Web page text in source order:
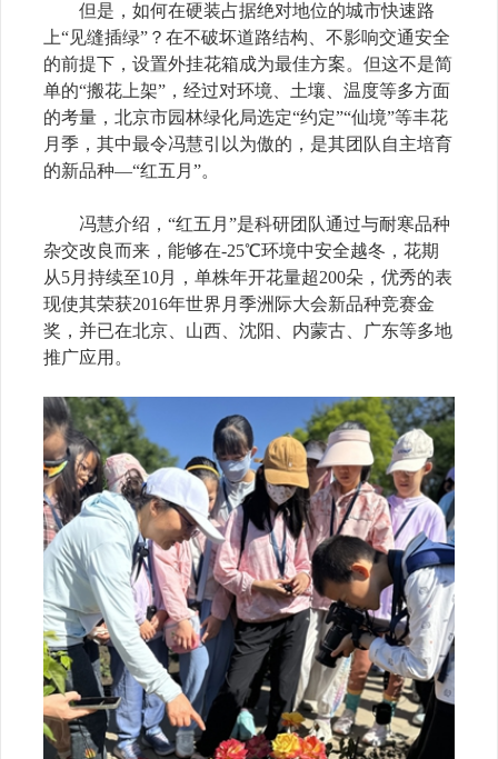
但是，如何在硬装占据绝对地位的城市快速路
上“见缝插绿”？在不破坏道路结构、不影响交通安全
的前提下，设置外挂花箱成为最佳方案。但这不是简
单的“搬花上架”，经过对环境、土壤、温度等多方面
的考量，北京市园林绿化局选定“约定”“仙境”等丰花
月季，其中最令冯慧引以为傲的，是其团队自主培育
的新品种—“红五月”。
冯慧介绍，“红五月”是科研团队通过与耐寒品种
杂交改良而来，能够在-25℃环境中安全越冬，花期
从5月持续至10月，单株年开花量超200朵，优秀的表
现使其荣获2016年世界月季洲际大会新品种竞赛金
奖，并已在北京、山西、沈阳、内蒙古、广东等多地
推广应用。